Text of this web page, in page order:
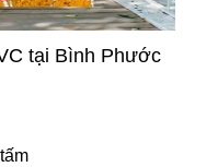
tại Bình Phước